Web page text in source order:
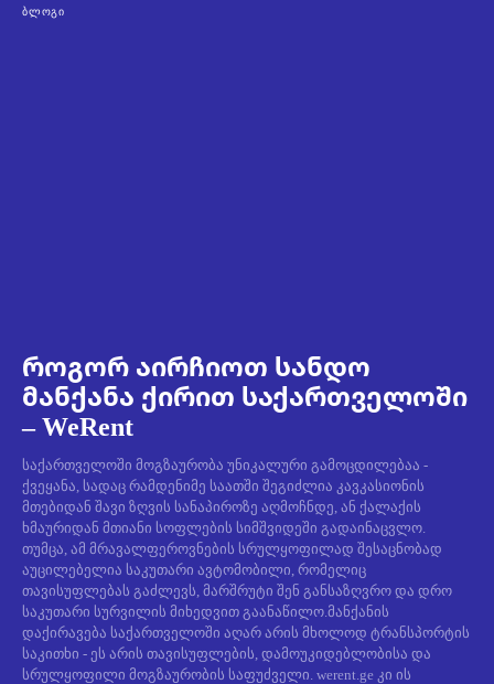
ᲑᲚᲝᲒᲘ
როგორ აირჩიოთ სანდო
მანქანა ქირით საქართველოში
– WeRent
საქართველოში მოგზაურობა უნიკალური გამოცდილებაა -
ქვეყანა, სადაც რამდენიმე საათში შეგიძლია კავკასიონის
მთებიდან შავი ზღვის სანაპიროზე აღმოჩნდე, ან ქალაქის
ხმაურიდან მთიანი სოფლების სიმშვიდეში გადაინაცვლო.
თუმცა, ამ მრავალფეროვნების სრულყოფილად შესაცნობად
აუცილებელია საკუთარი ავტომობილი, რომელიც
თავისუფლებას გაძლევს, მარშრუტი შენ განსაზღვრო და დრო
საკუთარი სურვილის მიხედვით გაანაწილო.მანქანის
დაქირავება საქართველოში აღარ არის მხოლოდ ტრანსპორტის
საკითხი - ეს არის თავისუფლების, დამოუკიდებლობისა და
სრულყოფილი მოგზაურობის საფუძველი. werent.ge კი ის